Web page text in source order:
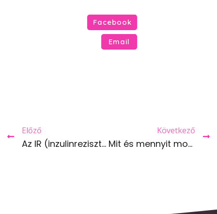
Facebook
Email
Előző
Az IR (inzulinrezisztencia) kezelésének egyik alapja a testmozgás
Következő
Mit és mennyit mozogjunk, milyen gyakorisággal?